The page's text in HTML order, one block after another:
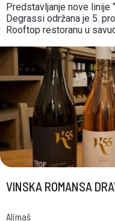
Predstavljanje nove linije
Degrassi održana je 5.
Rooftop restoranu u
nepcu je vino
Začini, voće, kremozno i …
VINSKA ROMANSA
Aljmaš